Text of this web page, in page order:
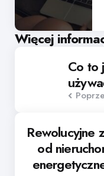
Więcej
Post
navigation
Co to
Rewolucyjne
od